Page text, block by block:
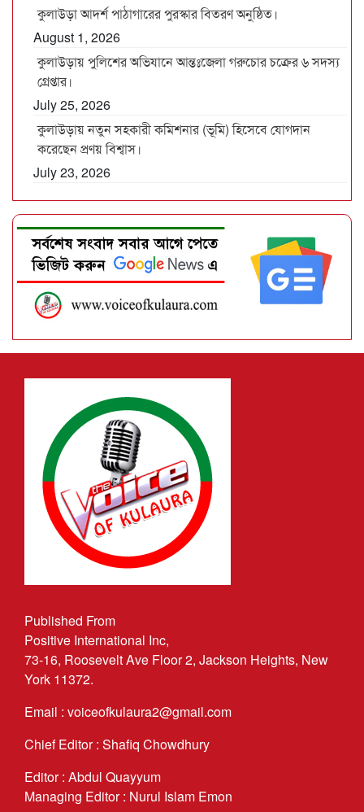
কুলাউড়া আদর্শ পাঠাগারের পুরস্কার বিতরণ অনুষ্ঠিত।
August 1, 2026
কুলাউড়ায় পুলিশের অভিযানে আন্তঃজেলা গরুচোর চক্রের ৬ সদস্য
গ্রেপ্তার।
July 25, 2026
কুলাউড়ায় নতুন সহকারী কমিশনার (ভূমি) হিসেবে যোগদান
করেছেন প্রণয় বিশ্বাস।
July 23, 2026
Published From
Positive International Inc,
73-16, Roosevelt Ave Floor 2, Jackson Heights, New
York 11372.
Email : voiceofkulaura2@gmail.com
Chief Editor : Shafiq Chowdhury
Editor : Abdul Quayyum
Managing Editor : Nurul Islam Emon